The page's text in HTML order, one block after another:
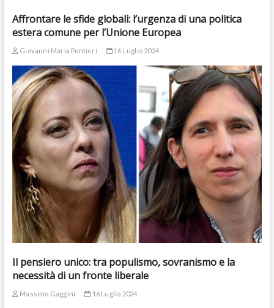
Affrontare le sfide globali: l’urgenza di una politica
estera comune per l’Unione Europea
Giovanni Maria Pontieri 16 Luglio 2024
Il pensiero unico: tra populismo, sovranismo e la
necessità di un fronte liberale
Massimo Gaggini 16 Luglio 2024